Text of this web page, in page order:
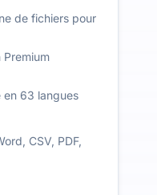
de fichiers pour
en 63 langues
CSV, PDF,